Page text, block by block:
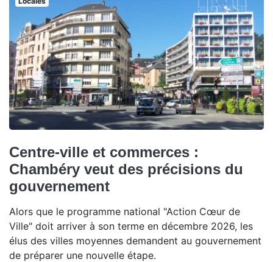
Centre-ville et commerces :
Chambéry veut des précisions du
gouvernement
Alors que le programme national "Action Cœur de
Ville" doit arriver à son terme en décembre 2026, les
élus des villes moyennes demandent au gouvernement
de préparer une nouvelle étape.